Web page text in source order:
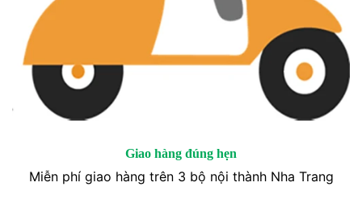
Giao hàng đúng hẹn
Miễn phí giao hàng trên 3 bộ nội thành Nha Trang